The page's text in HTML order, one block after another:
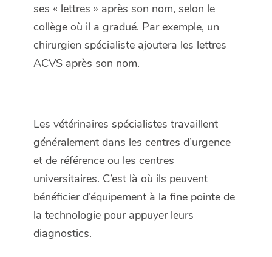
ses « lettres » après son nom, selon le
collège où il a gradué. Par exemple, un
chirurgien spécialiste ajoutera les lettres
ACVS après son nom.
Les vétérinaires spécialistes travaillent
généralement dans les centres d’urgence
et de référence ou les centres
universitaires. C’est là où ils peuvent
bénéficier d’équipement à la fine pointe de
la technologie pour appuyer leurs
diagnostics.